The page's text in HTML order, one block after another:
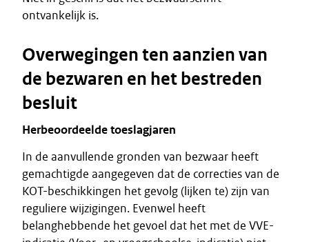
ontvankelijk is.
Overwegingen ten aanzien van
de bezwaren en het bestreden
besluit
Herbeoordeelde toeslagjaren
In de aanvullende gronden van bezwaar heeft
gemachtigde aangegeven dat de correcties van de
KOT-beschikkingen het gevolg (lijken te) zijn van
reguliere wijzigingen. Evenwel heeft
belanghebbende het gevoel dat het met de VVE-